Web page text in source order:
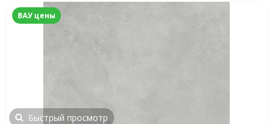
ВАУ цены
Быстрый просмотр